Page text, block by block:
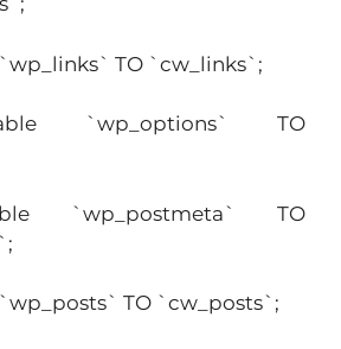
`wp_links` TO `cw_links`;
`wp_options` TO
`wp_postmeta` TO
TO `cw_posts`;